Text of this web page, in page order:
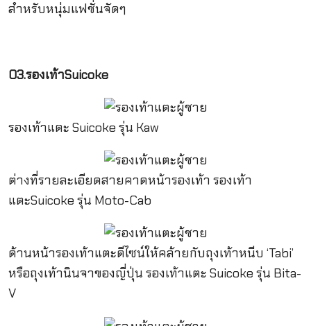
สำหรับหนุ่มแฟชั่นจัดๆ
03.รองเท้าSuicoke
รองเท้าแตะ Suicoke รุ่น Kaw
ต่างที่รายละเอียดสายคาดหน้ารองเท้า รองเท้า
แตะSuicoke รุ่น Moto-Cab
ด้านหน้ารองเท้าแตะดีไซน์ให้คล้ายกับถุงเท้าหนีบ ‘Tabi’
หรือถุงเท้านินจาของญี่ปุ่น รองเท้าแตะ Suicoke รุ่น Bita-
V